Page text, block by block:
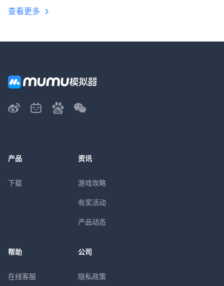
查看更多
产品
下载
资讯
游戏攻略
有奖活动
产品动态
帮助
在线客服
公司
隐私政策